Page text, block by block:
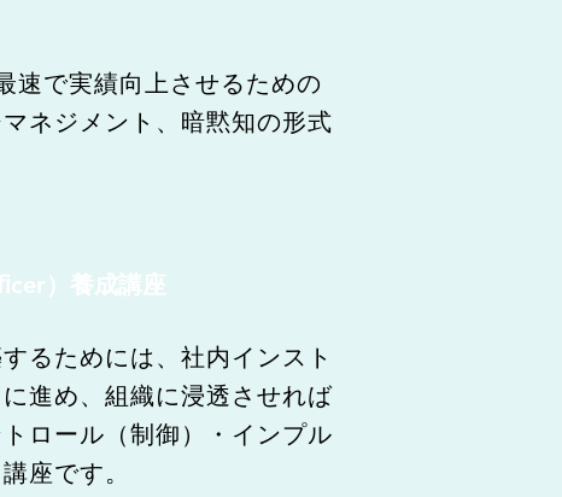
速で実績向上させるための
ネジメント、暗黙知の形式
）養成講座
るためには、社内インスト
進め、組織に浸透させれば
ロール（制御）・インプル
座です。